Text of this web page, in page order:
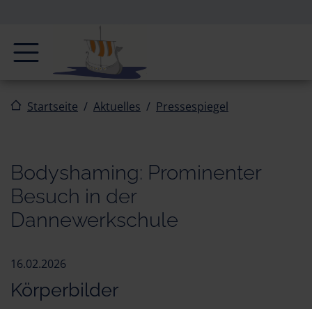
Navigation
Startseite Aktuelles Pressespiegel
Bodyshaming: Prominenter
Besuch in der
Dannewerkschule
16.02.2026
Körperbilder